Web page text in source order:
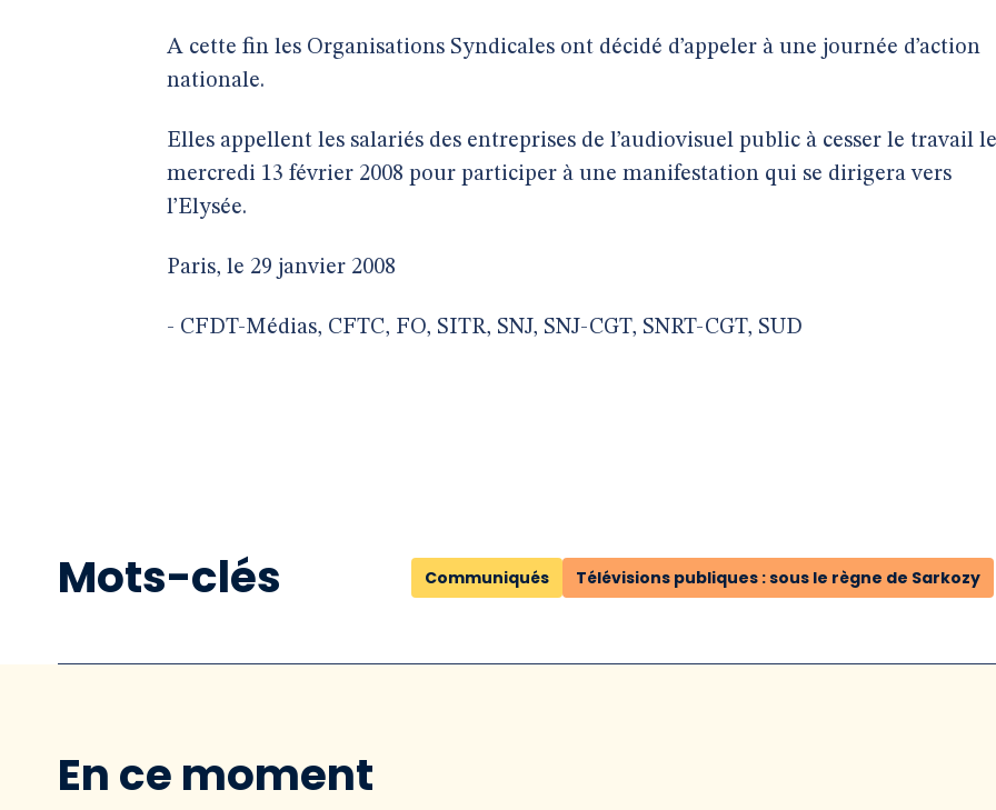
A cette fin les Organisations Syndicales ont décidé d’appeler à une journée d’action
nationale.
Elles appellent les salariés des entreprises de l’audiovisuel public à cesser le travail le
mercredi 13 février 2008 pour participer à une manifestation qui se dirigera vers
l’Elysée.
Paris, le 29 janvier 2008
- CFDT-Médias, CFTC, FO, SITR, SNJ, SNJ-CGT, SNRT-CGT, SUD
Mots-clés Communiqués Télévisions publiques : sous le règne de Sarkozy
En ce moment